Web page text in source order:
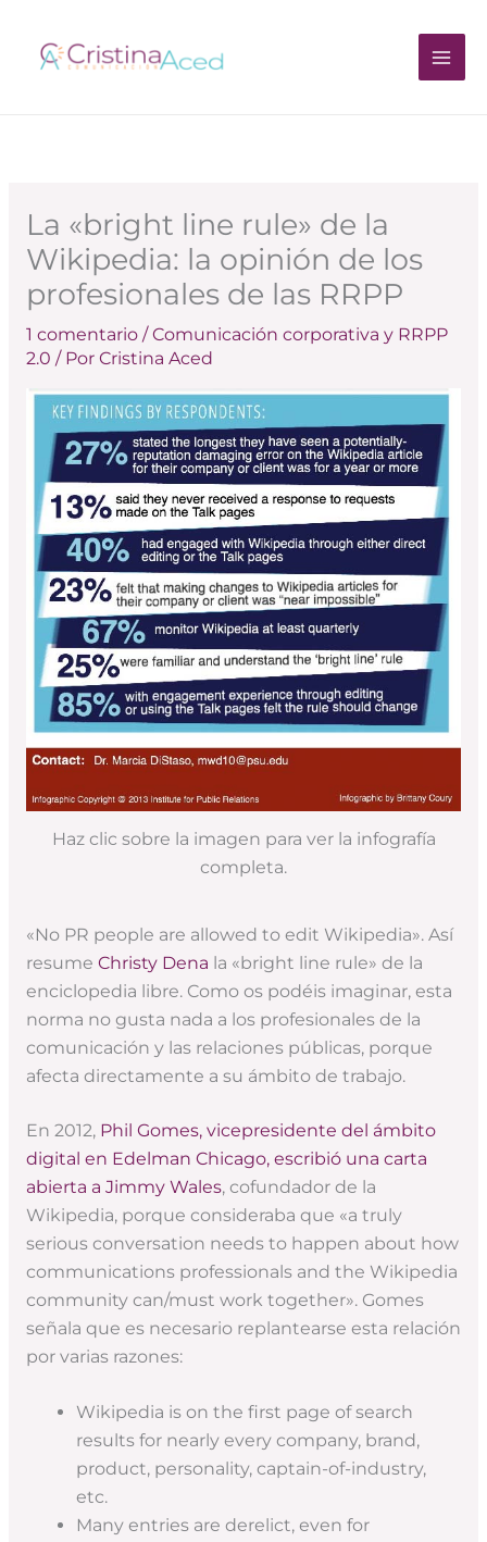
contenido
La «bright line rule» de la
Wikipedia: la opinión de los
profesionales de las RRPP
1 comentario /Comunicación corporativa y RRPP
2.0 / Por Cristina Aced
Haz clic sobre la imagen para ver la infografía
completa.
«No PR people are allowed to edit Wikipedia». Así
resume Christy Dena la «bright line rule» de la
enciclopedia libre. Como os podéis imaginar, esta
norma no gusta nada a los profesionales de la
comunicación y las relaciones públicas, porque
afecta directamente a su ámbito de trabajo.
En 2012, Phil Gomes, vicepresidente del ámbito
digital en Edelman Chicago, escribió una carta
abierta a Jimmy Wales, cofundador de la
Wikipedia, porque consideraba que «a truly
serious conversation needs to happen about how
communications professionals and the Wikipedia
community can/must work together». Gomes
señala que es necesario replantearse esta relación
por varias razones:
Wikipedia is on the first page of search
results for nearly every company, brand,
product, personality, captain-of-industry,
etc.
Many entries are derelict, even for